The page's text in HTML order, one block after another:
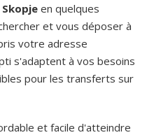
en quelques
et vous déposer à
votre adresse
s'adaptent à vos besoins
pour les transferts sur
et facile d'atteindre